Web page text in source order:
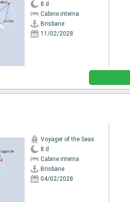
8 d
Cabine interna
Brisbane
11/02/2028
Voyager of the Seas
8 d
Cabine interna
Brisbane
04/02/2028